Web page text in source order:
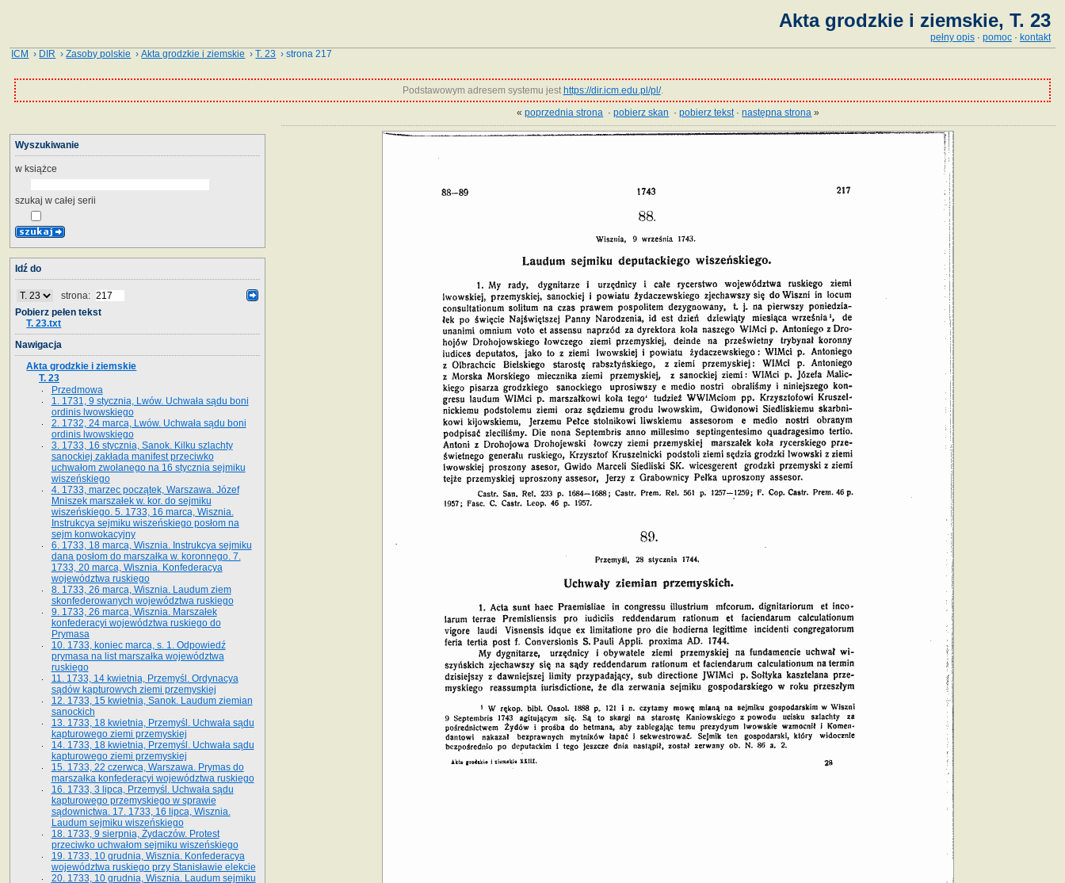
Akta grodzkie i ziemskie, T. 23
pełny opis · pomoc · kontakt
ICM › DIR ›Zasoby polskie ›Akta grodzkie i ziemskie ›T. 23 › strona 217
Podstawowym adresem systemu jest https://dir.icm.edu.pl/pl/.
«poprzednia strona ·pobierz skan ·pobierz tekst·następna strona »
Wyszukiwanie
w książce
szukaj w całej serii
Idź do
strona:
Pobierz pełen tekst
T. 23.txt
Nawigacja
Akta grodzkie i ziemskie
T. 23
Przedmowa
1. 1731, 9 stycznia, Lwów. Uchwała sądu boni
ordinis lwowskiego
2. 1732, 24 marca, Lwów. Uchwała sądu boni
ordinis lwowskiego
3. 1733, 16 stycznia, Sanok. Kilku szlachty
sanockiej zakłada manifest przeciwko
uchwałom zwołanego na 16 stycz­nia sejmiku
wiszeńskiego
4. 1733, marzec początek, Warszawa. Józef
Mniszek marszałek w. kor. do sejmiku
wiszeńskiego. 5. 1733, 16 marca, Wisznia.
Instrukcya sejmiku wiszeńskiego posłom na
sejm konwokacyjny
6. 1733, 18 marca, Wisznia. Instrukcya sejmiku
dana posłom do marszałka w. koronnego. 7.
1733, 20 marca, Wisznia. Konfederacya
województwa ruskiego
8. 1733, 26 marca, Wisznia. Laudum ziem
skonfederowanych województwa ruskiego
9. 1733, 26 marca, Wisznia. Marszałek
konfederacyi województwa ruskiego do
Prymasa
10. 1733, koniec marca, s. 1. Odpowiedź
prymasa na list marszałka województwa
ruskiego
11. 1733, 14 kwietnia, Przemyśl. Ordynacya
sądów kapturowych ziemi przemyskiej
12. 1733, 15 kwietnia, Sanok. Laudum ziemian
sanockich
13. 1733, 18 kwietnia, Przemyśl. Uchwała sądu
kapturowego ziemi przemyskiej
14. 1733, 18 kwietnia, Przemyśl. Uchwała sądu
kapturowego ziemi przemyskiej
15. 1733, 22 czerwca, Warszawa. Prymas do
marszałka konfederacyi województwa ruskiego
16. 1733, 3 lipca, Przemyśl. Uchwała sądu
kapturowego przemyskiego w sprawie
sądownictwa. 17. 1733, 16 lipca, Wisznia.
Laudum sejmiku wiszeńskiego
18. 1733, 9 sierpnia, Żydaczów. Protest
przeciwko uchwałom sejmiku wiszeńskiego
19. 1733, 10 grudnia, Wisznia. Konfederacya
województwa ruskiego przy Stanisławie elekcie
20. 1733, 10 grudnia, Wisznia. Laudum sejmiku